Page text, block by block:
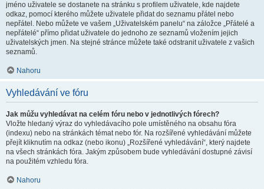
jméno uživatele se dostanete na stránku s profilem uživatele, kde najdete
odkaz, pomocí kterého můžete uživatele přidat do seznamu přátel nebo
nepřátel. Nebo můžete ve vašem „Uživatelském panelu“ na záložce „Přátelé a
nepřátelé“ přímo přidat uživatele do jednoho ze seznamů vložením jejich
uživatelských jmen. Na stejné stránce můžete také odstranit uživatele z vašich
seznamů.
Nahoru
Vyhledávání ve fóru
Jak můžu vyhledávat na celém fóru nebo v jednotlivých fórech?
Vložte hledaný výraz do vyhledávacího pole umístěného na obsahu fóra
(indexu) nebo na stránkách témat nebo fór. Na rozšířené vyhledávání můžete
přejít kliknutím na odkaz (nebo ikonu) „Rozšířené vyhledávání“, který najdete
na všech stránkách fóra. Jakým způsobem bude vyhledávání dostupné závisí
na použitém vzhledu fóra.
Nahoru